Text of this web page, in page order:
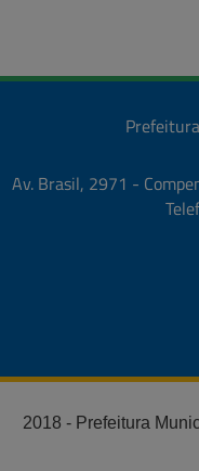
Av. Brasil, 2971 -
2018 - Prefeitura